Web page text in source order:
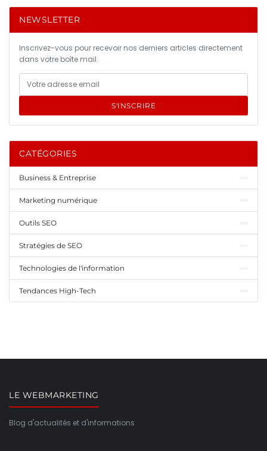
NEWSLETTER
Inscrivez-vous pour recevoir nos derniers articles directement
dans votre boîte mail.
S'INSCRIRE
CATÉGORIES
Business & Entreprise
Marketing numérique
Outils SEO
Stratégies de SEO
Technologies de l'information
Tendances High-Tech
LE WEBMARKETING
Blog d'actualités et d'informations